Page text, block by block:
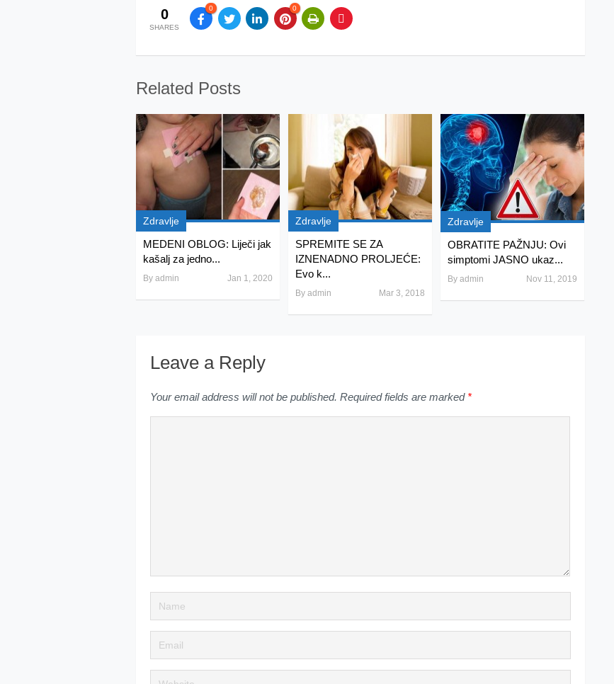
0
SHARES
0 0
Related Posts
Zdravlje
MEDENI OBLOG: Liječi jak
kašalj za jedno...
By admin Jan 1, 2020
Zdravlje
SPREMITE SE ZA
IZNENADNO PROLJEĆE:
Evo k...
By admin Mar 3, 2018
Zdravlje
OBRATITE PAŽNJU: Ovi
simptomi JASNO ukaz...
By admin Nov 11, 2019
Leave a Reply
Your email address will not be published. Required fields are marked *